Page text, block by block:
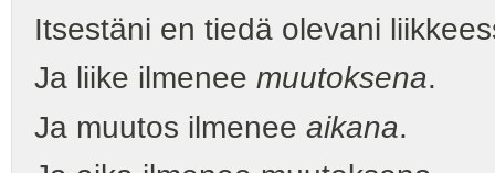
Itsestäni en tiedä olevani
Ja liike ilmenee muutoksena.
Ja muutos ilmenee aikana.